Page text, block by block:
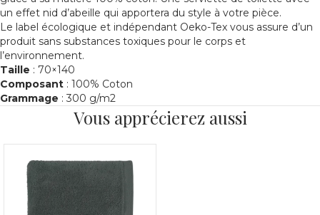
un effet nid d’abeille qui apportera du style à votre pièce.
Le label écologique et indépendant Oeko-Tex vous assure d’un
produit sans substances toxiques pour le corps et
l’environnement.
Taille : 70×140
Composant : 100% Coton
Grammage : 300 g/m2
Vous apprécierez aussi